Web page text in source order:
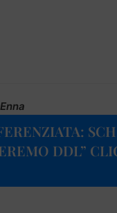
DDL”